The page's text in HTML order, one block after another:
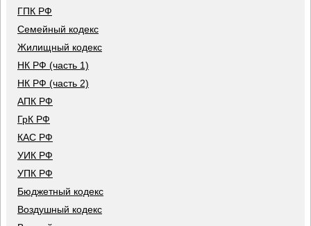
ГПК РФ
Семейный кодекс
Жилищный кодекс
НК РФ (часть 1)
НК РФ (часть 2)
АПК РФ
ГрК РФ
КАС РФ
УИК РФ
УПК РФ
Бюджетный кодекс
Воздушный кодекс